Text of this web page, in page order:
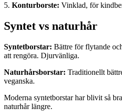
5. Konturborste: Vinklad, för
Syntet vs naturhår
Syntetborstar: Bättre för flytande
att rengöra. Djurvänliga.
Naturhårsborstar: Traditionellt
veganska.
Moderna syntetborstar har blivit så
naturhår längre.